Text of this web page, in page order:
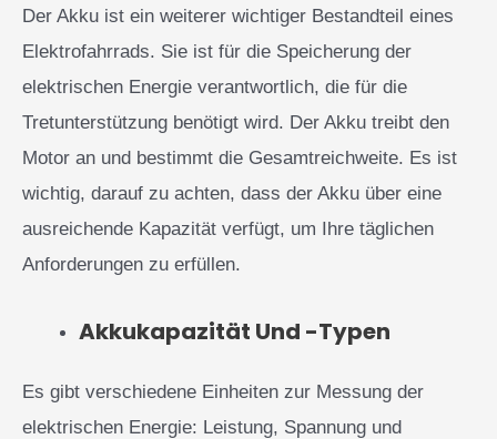
Der Akku ist ein weiterer wichtiger Bestandteil eines
Elektrofahrrads. Sie ist für die Speicherung der
elektrischen Energie verantwortlich, die für die
Tretunterstützung benötigt wird. Der Akku treibt den
Motor an und bestimmt die Gesamtreichweite. Es ist
wichtig, darauf zu achten, dass der Akku über eine
ausreichende Kapazität verfügt, um Ihre täglichen
Anforderungen zu erfüllen.
Akkukapazität Und -typen
Es gibt verschiedene Einheiten zur Messung der
elektrischen Energie: Leistung, Spannung und